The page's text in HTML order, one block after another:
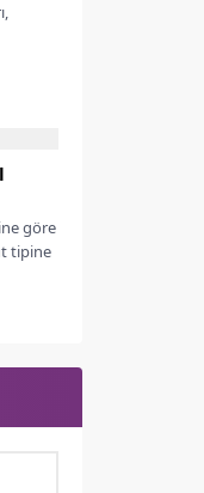
göre
tipine